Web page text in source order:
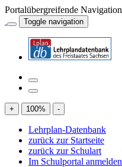
Portalübergreifende Navigation
Toggle navigation
+ 100% -
Lehrplan-Datenbank
zurück zur Startseite
zurück zur Schulart
Im Schulportal anmelden